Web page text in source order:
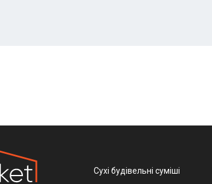
Сухі будівельні суміші